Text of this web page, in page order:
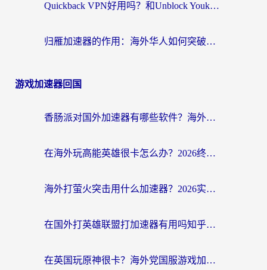
Quickback VPN好用吗？和Unblock YoukuVPN对比哪个回国效果更好？海外党无缝访问国内资源的实用指南
归雁加速器的作用：海外华人如何突破地域限制，无缝拥抱国内资源？
游戏加速器回国
香肠派对国外加速器有哪些软件？海外玩家国服畅玩终极指南（附实测推荐）
在海外玩高能英雄很卡怎么办？2026终极指南帮你告别延迟卡顿
海外打萤火突击用什么加速器？2026实测靠谱方案+多游戏适配指南
在国外打英雄联盟打加速器有用吗知乎？海外玩家亲测：选对工具比什么都重要
在英国玩原神很卡？海外党国服游戏加速终极指南（附实测有效方案）